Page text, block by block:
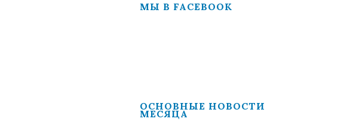
МЫ В FACEBOOK
ОСНОВНЫЕ НОВОСТИ
МЕСЯЦА